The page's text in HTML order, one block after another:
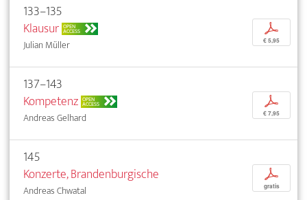
133–135
Klausur OPEN
ACCESS
Julian Müller
p
€ 5,95
137–143
Kompetenz OPEN
ACCESS
Andreas Gelhard
p
€ 7,95
145
Konzerte, Brandenburgische
Andreas Chwatal
p
gratis